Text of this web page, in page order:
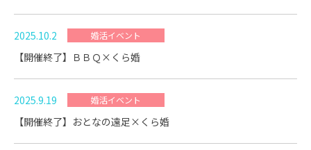
2025.10.2 婚活イベント
【開催終了】ＢＢＱ×くら婚
2025.9.19 婚活イベント
【開催終了】おとなの遠足×くら婚